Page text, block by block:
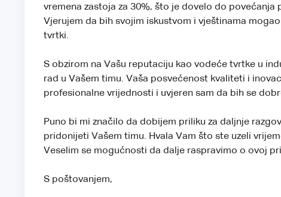
vremena zastoja za 30%, što je dovelo do
Vjerujem da bih svojim iskustvom i vještinama
tvrtki.
S obzirom na Vašu reputaciju kao vodeće tvrtke u
rad u Vašem timu. Vaša posvećenost kvaliteti i
profesionalne vrijednosti i uvjeren sam da bih se
Puno bi mi značilo da dobijem priliku za daljnje
pridonijeti Vašem timu. Hvala Vam što ste uzeli
Veselim se mogućnosti da dalje raspravimo o ovoj
S poštovanjem,